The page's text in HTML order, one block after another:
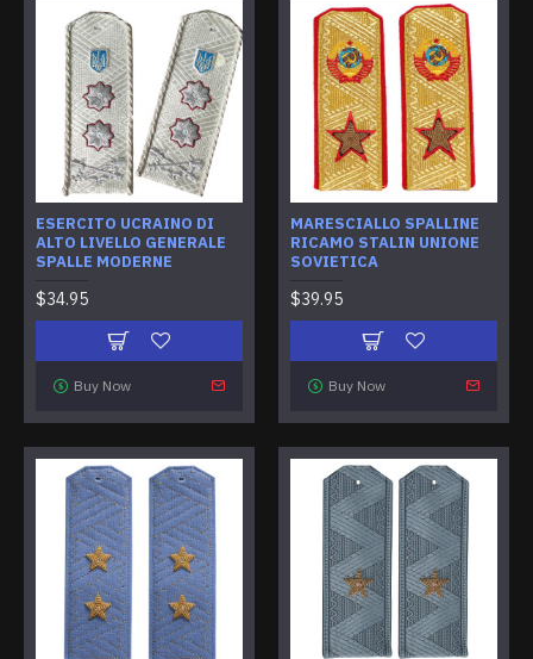
ESERCITO UCRAINO DI
ALTO LIVELLO GENERALE
SPALLE MODERNE
$34.95
Buy Now
MARESCIALLO SPALLINE
RICAMO STALIN UNIONE
SOVIETICA
$39.95
Buy Now